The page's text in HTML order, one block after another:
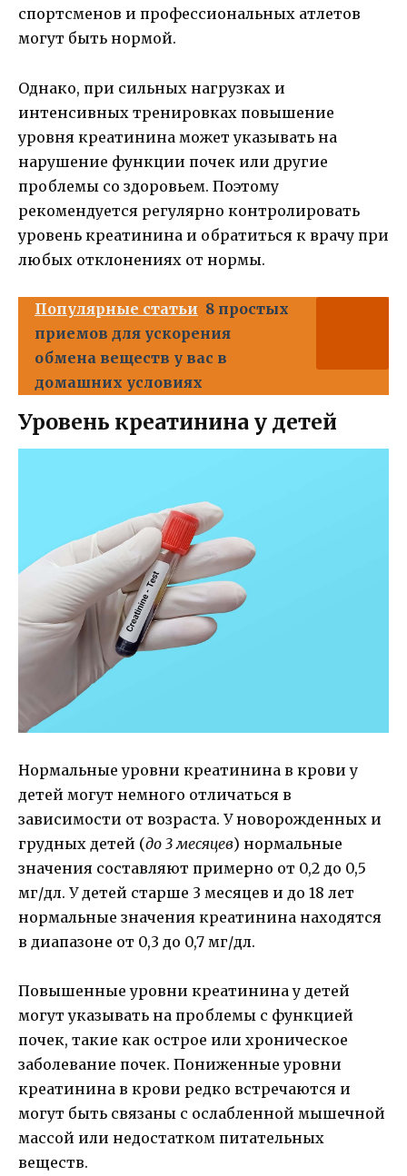
спортсменов и профессиональных атлетов
могут быть нормой.
Однако, при сильных нагрузках и
интенсивных тренировках повышение
уровня креатинина может указывать на
нарушение функции почек или другие
проблемы со здоровьем. Поэтому
рекомендуется регулярно контролировать
уровень креатинина и обратиться к врачу при
любых отклонениях от нормы.
Популярные статьи 8 простых
приемов для ускорения
обмена веществ у вас в
домашних условиях
Уровень креатинина у детей
Нормальные уровни креатинина в крови у
детей могут немного отличаться в
зависимости от возраста. У новорожденных и
грудных детей (до 3 месяцев) нормальные
значения составляют примерно от 0,2 до 0,5
мг/дл. У детей старше 3 месяцев и до 18 лет
нормальные значения креатинина находятся
в диапазоне от 0,3 до 0,7 мг/дл.
Повышенные уровни креатинина у детей
могут указывать на проблемы с функцией
почек, такие как острое или хроническое
заболевание почек. Пониженные уровни
креатинина в крови редко встречаются и
могут быть связаны с ослабленной мышечной
массой или недостатком питательных
веществ.